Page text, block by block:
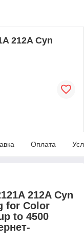
212A Cyn
Оплата
212A Cyn
for Color
to 4500